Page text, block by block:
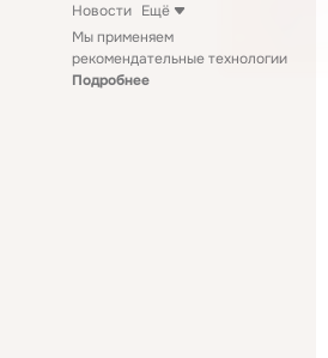
Новости Ещё
Мы применяем
рекомендательные технологии
Подробнее